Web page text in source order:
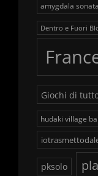
amygdala
Dentro e Fuori
Giochi di
hudaki village
pksolo